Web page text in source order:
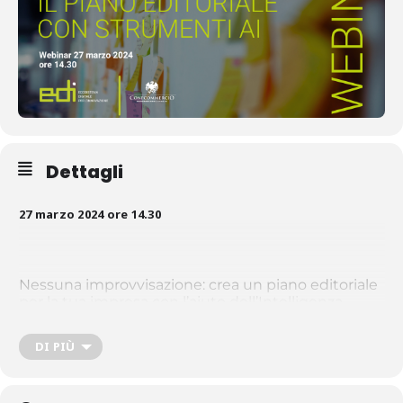
Dettagli
27 marzo 2024 ore 14.30
Nessuna improvvisazione: crea un piano editoriale
utilizzare l’Intelligenza Artificiale per creare il tuo piano editoriale
DI PIÙ